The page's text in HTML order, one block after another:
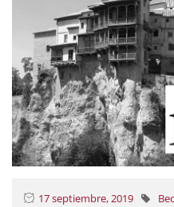
17 septiembre, 2019